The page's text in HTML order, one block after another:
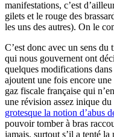
manifestations, c’est
gilets et le rouge des
les uns des autres). On le
C’est donc avec un sens
qui nous gouvernent ont
quelques modifications
ajoutent une fois encore
gaz fiscale française qui
une révision assez inique
grotesque la notion d’abus
pouvoir tomber à bras
jamais, surtout s’il a tenté